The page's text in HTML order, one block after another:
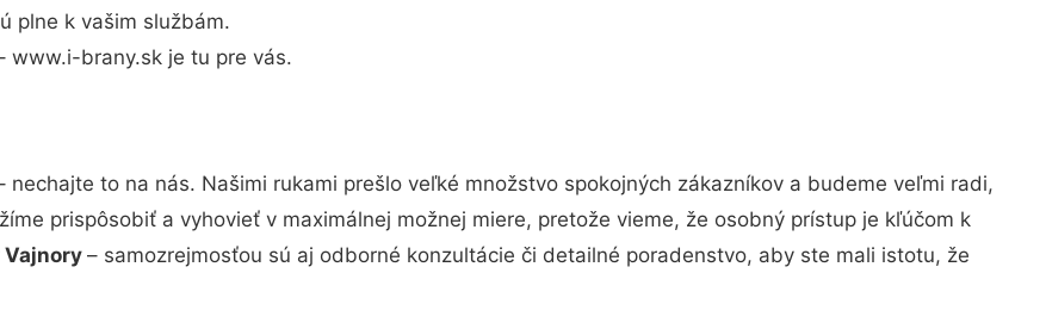
plne k vašim službám.
www.i-brany.sk je tu pre vás.
nechajte to na nás. Našimi rukami prešlo veľké množstvo spokojných zákazníkov a budeme veľmi radi,
prispôsobiť a vyhovieť v maximálnej možnej miere, pretože vieme, že osobný prístup je kľúčom k
– samozrejmosťou sú aj odborné konzultácie či detailné poradenstvo, aby ste mali istotu, že